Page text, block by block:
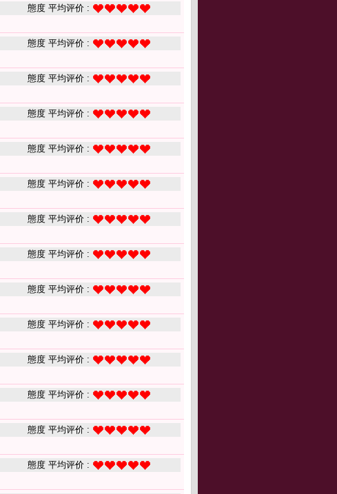
態度 平均评价 :
態度 平均评价 :
態度 平均评价 :
態度 平均评价 :
態度 平均评价 :
態度 平均评价 :
態度 平均评价 :
態度 平均评价 :
態度 平均评价 :
態度 平均评价 :
態度 平均评价 :
態度 平均评价 :
態度 平均评价 :
態度 平均评价 :